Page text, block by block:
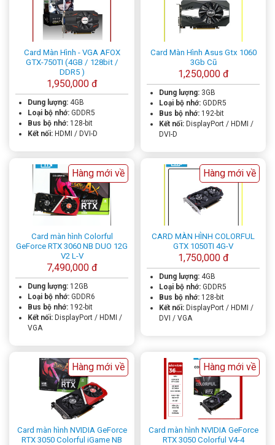
Card Màn Hình - VGA AFOX
GTX-750TI (4GB / 128bit /
DDR5 )
1,950,000 đ
Dung lượng: 4GB
Loại bộ nhớ: GDDR5
Bus bộ nhớ: 128-bit
Kết nối: HDMI / DVI-D
Card Màn Hình Asus Gtx 1060
3Gb Cũ
1,250,000 đ
Dung lượng: 3GB
Loại bộ nhớ: GDDR5
Bus bộ nhớ: 192-bit
Kết nối: DisplayPort / HDMI /
DVI-D
Hàng mới về
Card màn hình Colorful
GeForce RTX 3060 NB DUO 12G
V2 L-V
7,490,000 đ
Dung lượng: 12GB
Loại bộ nhớ: GDDR6
Bus bộ nhớ: 192-bit
Kết nối: DisplayPort / HDMI /
VGA
Hàng mới về
CARD MÀN HÌNH COLORFUL
GTX 1050TI 4G-V
1,750,000 đ
Dung lượng: 4GB
Loại bộ nhớ: GDDR5
Bus bộ nhớ: 128-bit
Kết nối: DisplayPort / HDMI /
DVI / VGA
Hàng mới về
Card màn hình NVIDIA GeForce
RTX 3050 Colorful iGame NB
Hàng mới về
Card màn hình NVIDIA GeForce
RTX 3050 Colorful V4-4